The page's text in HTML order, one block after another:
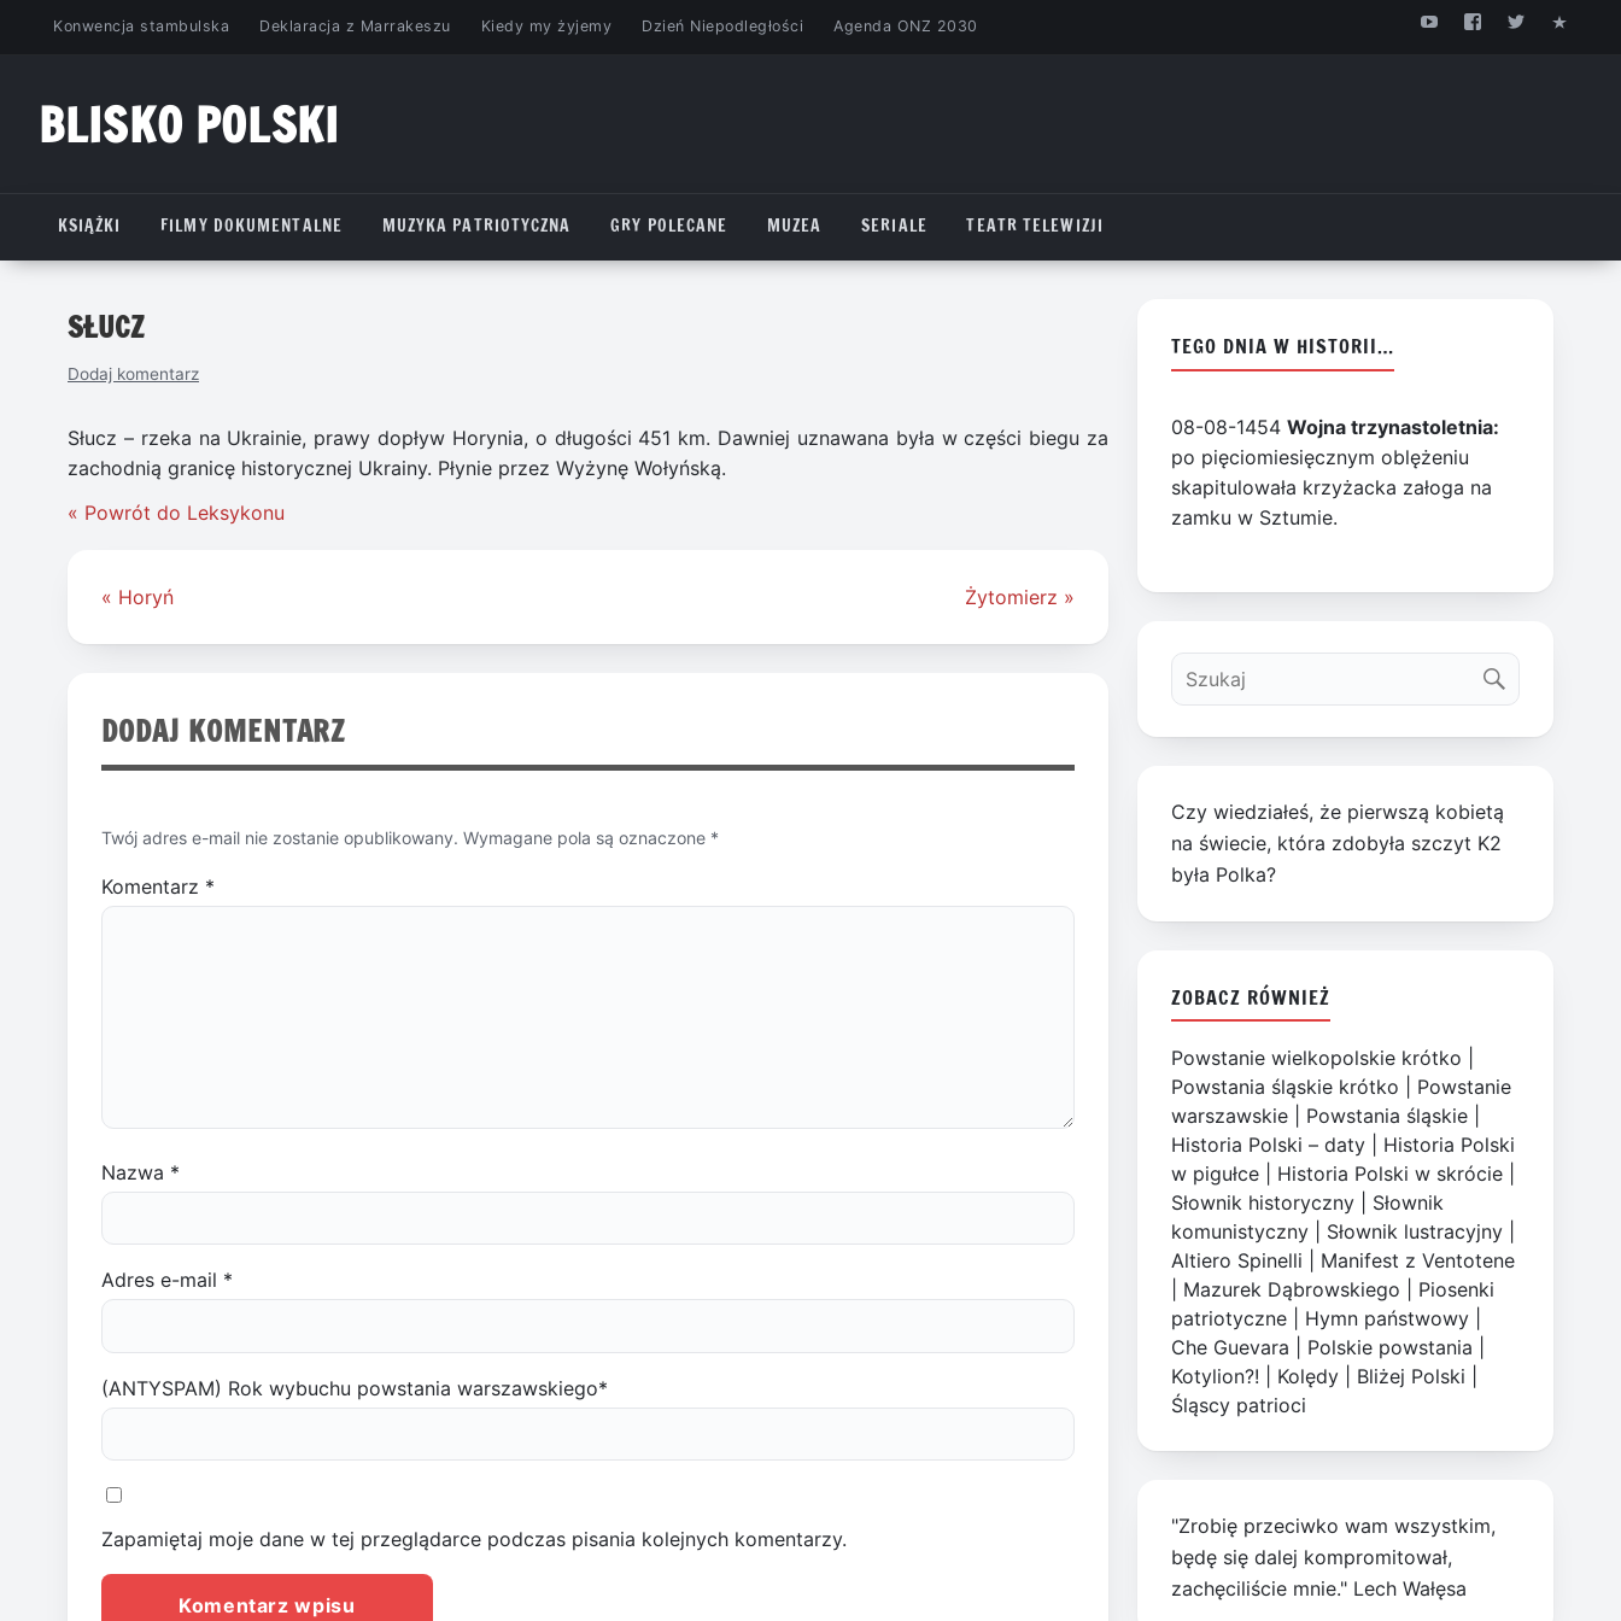
PrzejdźKonwencja stambulska Deklaracja z Marrakeszu Kiedy my żyjemy Dzień Niepodległości Agenda ONZ 2030
BLISKO POLSKI
KSIĄŻKI
FILMY DOKUMENTALNE MUZYKA PATRIOTYCZNA GRY POLECANE MUZEA SERIALE TEATR TELEWIZJI
SŁUCZ
Dodaj komentarz
Słucz – rzeka na Ukrainie, prawy dopływ Horynia, o długości 451 km. Dawniej uznawana była w części biegu za
zachodnią granicę historycznej Ukrainy. Płynie przez Wyżynę Wołyńską.
« Powrót do Leksykonu
Nawigacja
« Horyń Żytomierz »
DODAJ KOMENTARZ
Twój adres e-mail nie zostanie opublikowany. Wymagane pola są oznaczone *
Komentarz *
Nazwa *
Adres e-mail *
(ANTYSPAM) Rok wybuchu powstania warszawskiego*
Zapamiętaj moje dane w tej przeglądarce podczas pisania kolejnych komentarzy.
TEGO DNIA W HISTORII…
08-08-1454Wojna trzynastoletnia:
po pięciomiesięcznym oblężeniu
skapitulowała krzyżacka załoga na
zamku w Sztumie.
Czy wiedziałeś, że pierwszą kobietą
na świecie, która zdobyła szczyt K2
była Polka?
ZOBACZ RÓWNIEŻ
Powstanie wielkopolskie krótko
Powstania śląskie krótko
Powstanie
warszawskie
Powstania śląskie
Historia Polski – daty
Historia Polski
w pigułce
Historia Polski w skrócie
Słownik historyczny
Słownik
komunistyczny
Słownik lustracyjny
Altiero Spinelli
Manifest z Ventotene
Mazurek Dąbrowskiego
Piosenki
patriotyczne
Hymn państwowy
Che Guevara
Polskie powstania
Kotylion?!
Kolędy Bliżej Polski
Śląscy patrioci
"Zrobię przeciwko wam wszystkim,
będę się dalej kompromitował,
zachęciliście mnie." Lech Wałęsa